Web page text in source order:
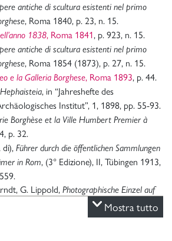
antiche di scultura esistenti nel primo
, Roma 1840, p. 23, n. 15.
1838, Roma 1841, p. 923, n. 15.
antiche di scultura esistenti nel primo
, Roma 1854 (1873), p. 27, n. 15.
e la Galleria Borghese, Roma 1893, p. 44.
, in “Jahreshefte des
Institut”, 1, 1898, pp. 55-93.
Borghèse et la Ville Humbert Premier à
p. 32.
Führer durch die öffentlichen Sammlungen
in Rom, (3° Edizione), II, Tübingen 1913,
G. Lippold, Photographische Einzel auf
, X, 1, München 1925, p. 16, n.
Mostra tutto